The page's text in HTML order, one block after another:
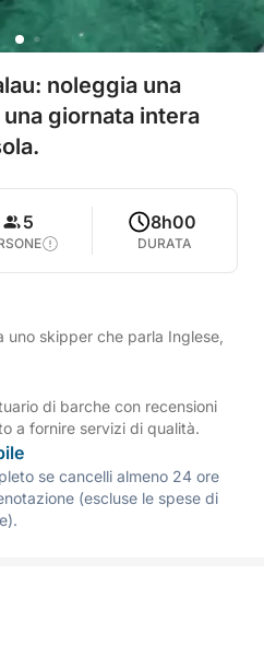
noleggia una
giornata intera
5 8h00
DURATA
skipper che parla Inglese,
di barche con recensioni
a fornire servizi di qualità.
se cancelli almeno 24 ore
(escluse le spese di